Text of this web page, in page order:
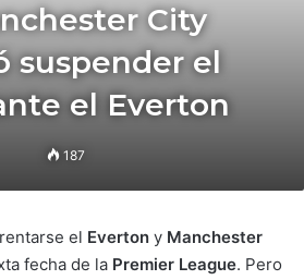
City
suspender el
el Everton
187
el Everton y Manchester
fecha de la Premier League. Pero